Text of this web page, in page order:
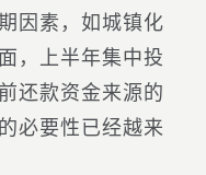
因素，如城镇化
，上半年集中投
还款资金来源的
必要性已经越来